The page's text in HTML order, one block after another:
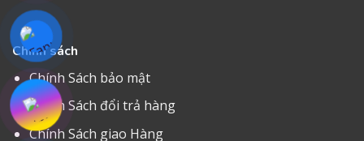
Chính sách
Chính Sách bảo mật
Chính Sách đổi trả hàng
Chính Sách giao Hàng